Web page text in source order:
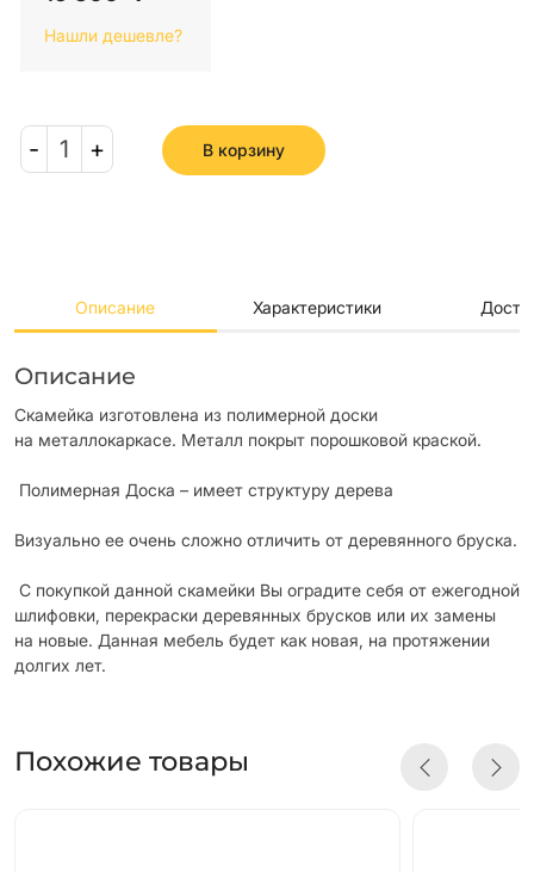
Нашли дешевле?
- 1 + В корзину
Описание Характеристики
Описание
Скамейка изготовлена из полимерной доски
на металлокаркасе. Металл покрыт порошковой краской.
Полимерная Доска – имеет структуру дерева
Визуально ее очень сложно отличить от деревянного бруска.
С покупкой данной скамейки Вы оградите себя от ежегодной
шлифовки, перекраски деревянных брусков или их замены
на новые. Данная мебель будет как новая, на протяжении
долгих лет.
Похожие товары